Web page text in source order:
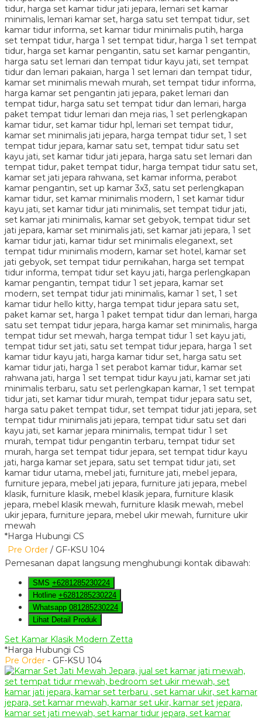
*Harga Hubungi CS
Pre Order / GF-KSU 104
Pemesanan dapat langsung menghubungi kontak dibawah:
SMS +6281285230224
Hotline +6281285230224
Whatsapp 081285230224
Lihat Detail Produk
Set Kamar Klasik Modern Zetta
*Harga Hubungi CS
Pre Order - GF-KSU 104